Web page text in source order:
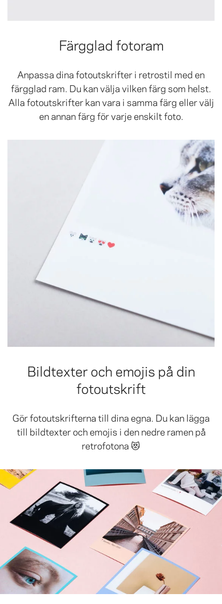
Färgglad fotoram
Anpassa dina fotoutskrifter i retrostil med en
färgglad ram. Du kan välja vilken färg som helst.
Alla fotoutskrifter kan vara i samma färg eller välj
en annan färg för varje enskilt foto.
Bildtexter och emojis på din
fotoutskrift
Gör fotoutskrifterna till dina egna. Du kan lägga
till bildtexter och emojis i den nedre ramen på
retrofotona 😻